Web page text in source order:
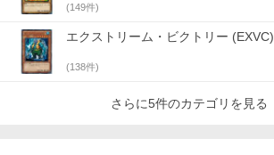
(149件)
エクストリーム・ビクトリー (EXVC)
(138件)
さらに5件のカテゴリを見る